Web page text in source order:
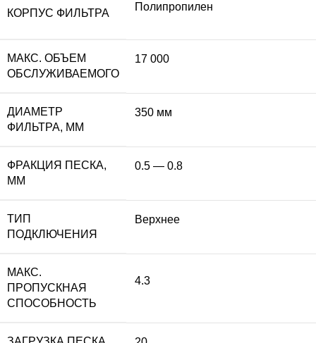
КОРПУС ФИЛЬТРА
Полипропилен
МАКС. ОБЪЕМ
ОБСЛУЖИВАЕМОГО
17 000
ДИАМЕТР
ФИЛЬТРА, ММ
350 мм
ФРАКЦИЯ ПЕСКА,
ММ
0.5 — 0.8
ТИП
ПОДКЛЮЧЕНИЯ
Верхнее
МАКС.
ПРОПУСКНАЯ
СПОСОБНОСТЬ
4.3